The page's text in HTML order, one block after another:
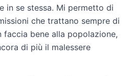
in se stessa. Mi permetto di
che trattano sempre di
bene alla popolazione,
di più il malessere